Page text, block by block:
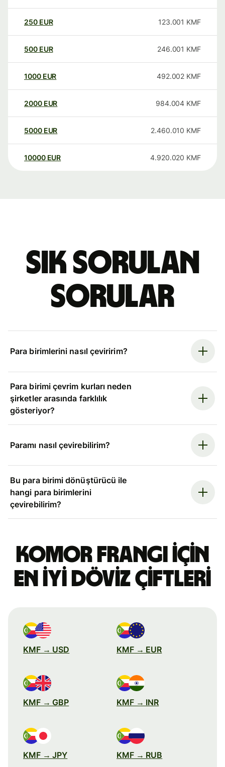
250 EUR 123.001 KMF
500 EUR 246.001 KMF
1000 EUR 492.002 KMF
2000 EUR 984.004 KMF
5000 EUR 2.460.010 KMF
10000 EUR 4.920.020 KMF
Sık sorulan
sorular
Para birimlerini nasıl çeviririm?
Para birimi çevrim kurları neden
şirketler arasında farklılık
gösteriyor?
Paramı nasıl çevirebilirim?
Bu para birimi dönüştürücü ile
hangi para birimlerini
çevirebilirim?
Komor frangı için
en iyi döviz çiftleri
KMF → USD KMF → EUR
KMF → GBP KMF → INR
KMF → JPY KMF → RUB